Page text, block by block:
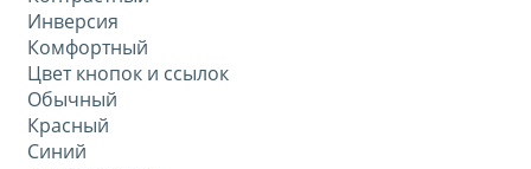
Инверсия
Комфортный
Цвет кнопок и ссылок
Обычный
Красный
Синий